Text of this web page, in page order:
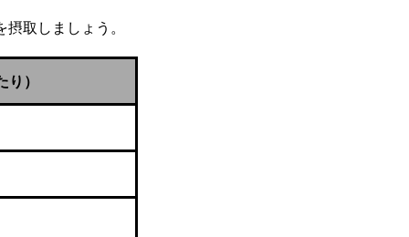
取しましょう。
）